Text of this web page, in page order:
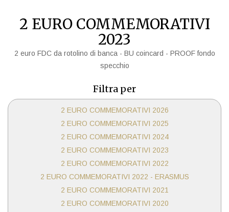
2 EURO COMMEMORATIVI
2023
2 euro FDC da rotolino di banca - BU coincard - PROOF fondo
specchio
Filtra per
2 EURO COMMEMORATIVI 2026
2 EURO COMMEMORATIVI 2025
2 EURO COMMEMORATIVI 2024
2 EURO COMMEMORATIVI 2023
2 EURO COMMEMORATIVI 2022
2 EURO COMMEMORATIVI 2022 - ERASMUS
2 EURO COMMEMORATIVI 2021
2 EURO COMMEMORATIVI 2020